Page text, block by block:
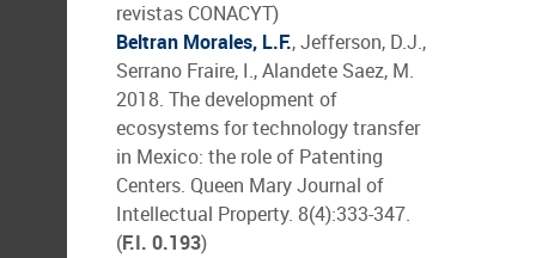
revistas CONACYT)
Beltran Morales, L.F., Jefferson, D.J.,
Serrano Fraire, I., Alandete Saez, M.
2018. The development of
ecosystems for technology transfer
in Mexico: the role of Patenting
Centers. Queen Mary Journal of
Intellectual Property. 8(4):333-347.
(F.I. 0.193)